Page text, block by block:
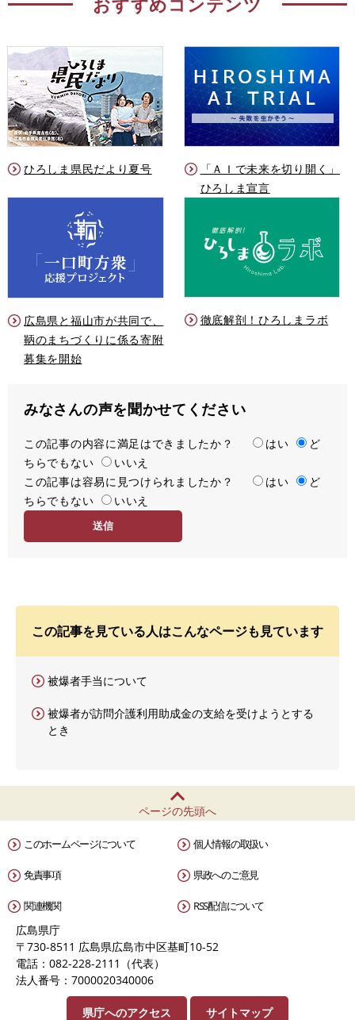
ひろしま県民だより夏号
「ＡＩで未来を切り開く」
ひろしま宣言
広島県と福山市が共同で、
鞆のまちづくりに係る寄附
募集を開始
徹底解剖！ひろしまラボ
みなさんの声を聞かせてください
満
足
度
この記事の内容に満足はできましたか？ はい
ど
ちらでもない
いいえ
容
易
この記事は容易に見つけられましたか？ はい
ど
ちらでもない
いいえ
この記事を見ている人はこんなページも見ています
被爆者手当について
被爆者が訪問介護利用助成金の支給を受けようとする
とき
ページの先頭へ
このホームページについて 個人情報の取扱い
免責事項 県政へのご意見
関連機関 RSS配信について
広島県庁
〒730-8511 広島県広島市中区基町10-52
電話：082-228-2111（代表）
法人番号：7000020340006
県庁へのアクセス サイトマップ